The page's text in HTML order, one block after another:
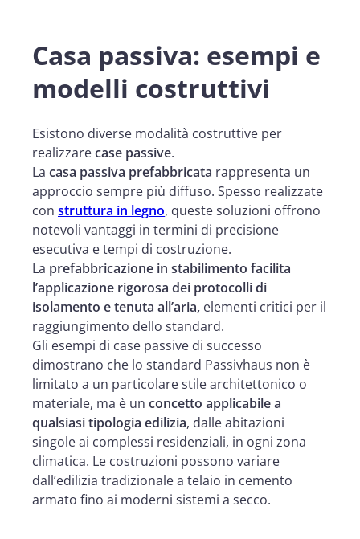
Casa passiva: esempi e
modelli costruttivi
Esistono diverse modalità costruttive per
realizzarecase passive.
La casa passiva prefabbricata rappresenta un
approccio sempre più diffuso. Spesso realizzate
con struttura in legno, queste soluzioni offrono
notevoli vantaggi in termini di precisione
esecutiva e tempi di costruzione.
La prefabbricazione in stabilimento facilita
l’applicazione rigorosa dei protocolli di
isolamento e tenuta all’aria, elementi critici per il
raggiungimento dello standard.
Gli esempi di case passive di successo
dimostrano che lo standard Passivhaus non è
limitato a un particolare stile architettonico o
materiale, ma è un concetto applicabile a
qualsiasi tipologia edilizia, dalle abitazioni
singole ai complessi residenziali, in ogni zona
climatica. Le costruzioni possono variare
dall’edilizia tradizionale a telaio in cemento
armato fino ai moderni sistemi a secco.